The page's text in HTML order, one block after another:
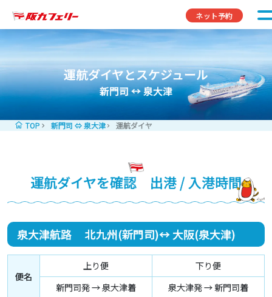
ネット予約
運航ダイヤとスケジュール
新門司 ↔ 泉大津
TOP 新門司 ⇔ 泉大津 運航ダイヤ
運航ダイヤを確認 出港 / 入港時間
泉大津航路 北九州(新門司)↔ 大阪(泉大津)
便名
上り便
下り便
新門司発 → 泉大津着
泉大津発 → 新門司着